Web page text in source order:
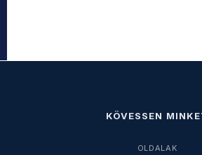
KÖVESSEN
OLDALAK